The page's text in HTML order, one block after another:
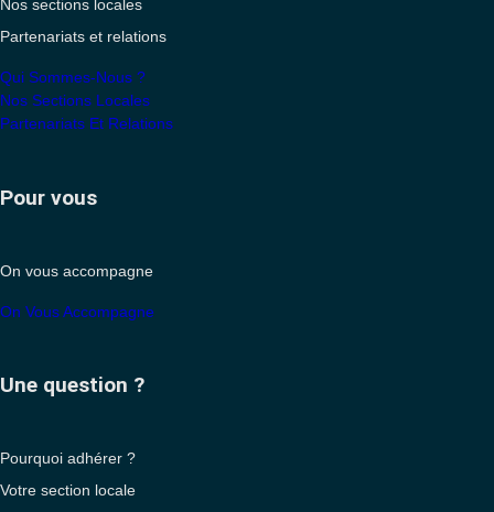
Nos sections locales
Partenariats et relations
Qui Sommes-Nous ?
Nos Sections Locales
Partenariats Et Relations
Pour vous
On vous accompagne
On Vous Accompagne
Une question ?
Pourquoi adhérer ?
Votre section locale